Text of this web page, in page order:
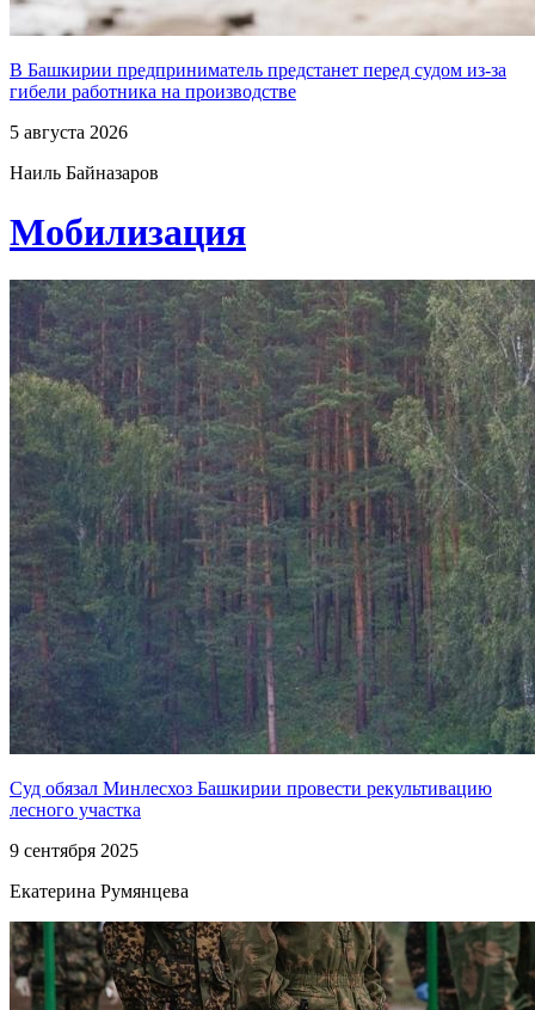
В Башкирии предприниматель предстанет перед судом из-за
гибели работника на производстве
5 августа 2026
Наиль Байназаров
Мобилизация
Суд обязал Минлесхоз Башкирии провести рекультивацию
лесного участка
9 сентября 2025
Екатерина Румянцева